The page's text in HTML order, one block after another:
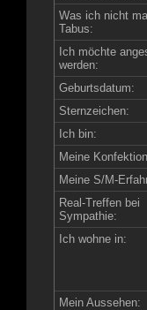
Was ich nicht
Tabus:
Ich möchte
werden:
Geburtsdatum:
Sternzeichen:
Ich bin:
Meine
Meine S/M-
Real-Treffen bei
Sympathie:
Ich wohne in:
Mein Aussehen: